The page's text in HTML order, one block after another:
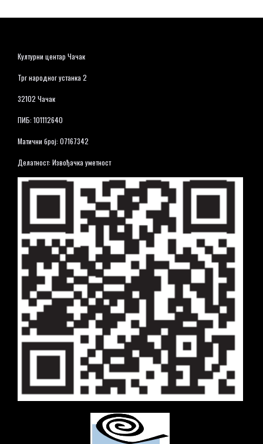
Културни центар Чачак
Трг народног устанка 2
32102 Чачак
ПИБ: 101112640
Матични број: 07167342
Делатност: Извођачка уметност